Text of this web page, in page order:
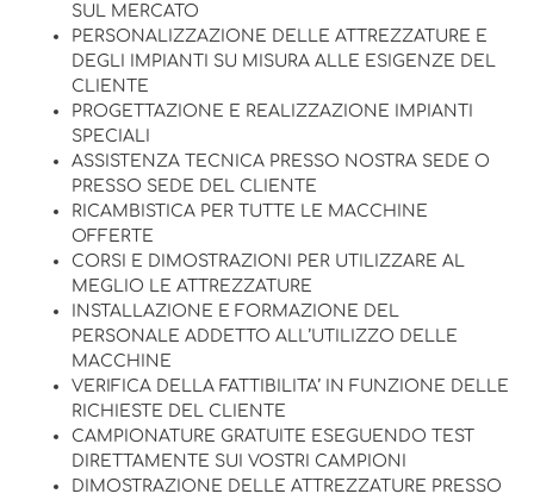
SUL MERCATO
PERSONALIZZAZIONE DELLE ATTREZZATURE E
DEGLI IMPIANTI SU MISURA ALLE ESIGENZE DEL
CLIENTE
PROGETTAZIONE E REALIZZAZIONE IMPIANTI
SPECIALI
ASSISTENZA TECNICA PRESSO NOSTRA SEDE O
PRESSO SEDE DEL CLIENTE
RICAMBISTICA PER TUTTE LE MACCHINE
OFFERTE
CORSI E DIMOSTRAZIONI PER UTILIZZARE AL
MEGLIO LE ATTREZZATURE
INSTALLAZIONE E FORMAZIONE DEL
PERSONALE ADDETTO ALL’UTILIZZO DELLE
MACCHINE
VERIFICA DELLA FATTIBILITA’ IN FUNZIONE DELLE
RICHIESTE DEL CLIENTE
CAMPIONATURE GRATUITE ESEGUENDO TEST
DIRETTAMENTE SUI VOSTRI CAMPIONI
DIMOSTRAZIONE DELLE ATTREZZATURE PRESSO